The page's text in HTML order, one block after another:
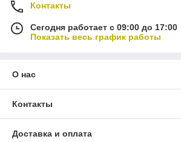
Контакты
Сегодня работает с 09:00 до 17:00
Показать весь график работы
О нас
Контакты
Доставка и оплата